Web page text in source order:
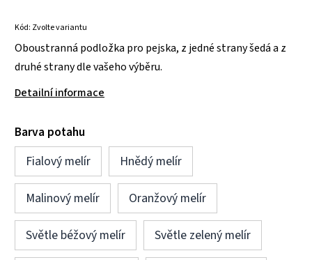
Kód: Zvolte variantu
Oboustranná podložka pro pejska, z jedné strany šedá a z
druhé strany dle vašeho výběru.
Detailní informace
Barva potahu
Fialový melír
Hnědý melír
Malinový melír Oranžový melír
Světle béžový melír Světle zelený melír